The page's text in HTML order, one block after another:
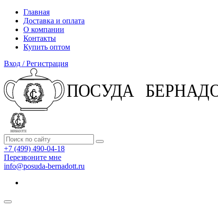
Главная
Доставка и оплата
О компании
Контакты
Купить оптом
Вход / Регистрация
+7 (499) 490-04-18
Перезвоните мне
info@posuda-bernadott.ru